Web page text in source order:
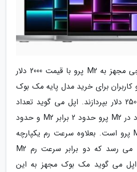
مک بوک پرو 14 اینچی مجهز به M2 پرو با قیمت 2000 دلار
کاربران برای خرید مدل پایه مک بوک
پرو 16 اینچی باید 2500 دلار بپردازند. اپل می گوید تعداد
ترانزیستورهای موجود در M2 پرو حدود 2 برابر M2 و حدود
20 درصد بیشتر از M1 پرو است. بعلاوه سرعت رم یکپارچه
آن به 200 گیگابایت می رسد که دو برابر سرعت رم M2
می گوید مک بوک مجهز به این